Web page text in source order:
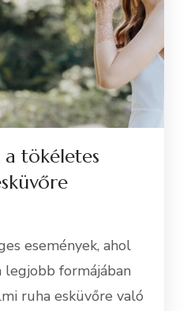
a tökéletes
események, ahol
legjobb formájában
ruha esküvőre való